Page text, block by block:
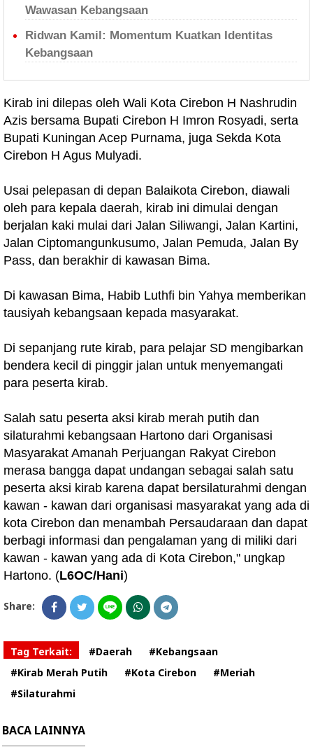
Wawasan Kebangsaan
Ridwan Kamil: Momentum Kuatkan Identitas
Kebangsaan
Kirab ini dilepas oleh Wali Kota Cirebon H Nashrudin
Azis bersama Bupati Cirebon H Imron Rosyadi, serta
Bupati Kuningan Acep Purnama, juga Sekda Kota
Cirebon H Agus Mulyadi.
Usai pelepasan di depan Balaikota Cirebon, diawali
oleh para kepala daerah, kirab ini dimulai dengan
berjalan kaki mulai dari Jalan Siliwangi, Jalan Kartini,
Jalan Ciptomangunkusumo, Jalan Pemuda, Jalan By
Pass, dan berakhir di kawasan Bima.
Di kawasan Bima, Habib Luthfi bin Yahya memberikan
tausiyah kebangsaan kepada masyarakat.
Di sepanjang rute kirab, para pelajar SD mengibarkan
bendera kecil di pinggir jalan untuk menyemangati
para peserta kirab.
Salah satu peserta aksi kirab merah putih dan
silaturahmi kebangsaan Hartono dari Organisasi
Masyarakat Amanah Perjuangan Rakyat Cirebon
merasa bangga dapat undangan sebagai salah satu
peserta aksi kirab karena dapat bersilaturahmi dengan
kawan - kawan dari organisasi masyarakat yang ada di
kota Cirebon dan menambah Persaudaraan dan dapat
berbagi informasi dan pengalaman yang di miliki dari
kawan - kawan yang ada di Kota Cirebon," ungkap
Hartono. (L6OC/Hani)
Share:
Tag Terkait: #Daerah
#Kebangsaan
#Kirab Merah Putih
#Kota Cirebon
#Meriah
#Silaturahmi
BACA LAINNYA